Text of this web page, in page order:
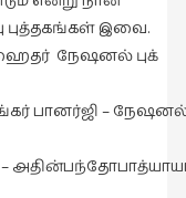
புத்தகங்கள் இவை.
ஹைதர் நேஷனல் புக்
பானர்ஜி –